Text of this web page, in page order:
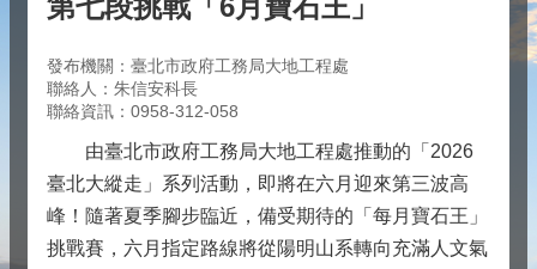
第七段挑戰「6月寶石王」
發布機關：臺北市政府工務局大地工程處
聯絡人：朱信安科長
聯絡資訊：0958-312-058
由臺北市政府工務局大地工程處推動的「2026
臺北大縱走」系列活動，即將在六月迎來第三波高
峰！隨著夏季腳步臨近，備受期待的「每月寶石王」
挑戰賽，六月指定路線將從陽明山系轉向充滿人文氣